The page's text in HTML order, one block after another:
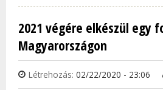
2021 végére elkészül egy
Magyarországon
Létrehozás: 02/22/2020 - 23:06